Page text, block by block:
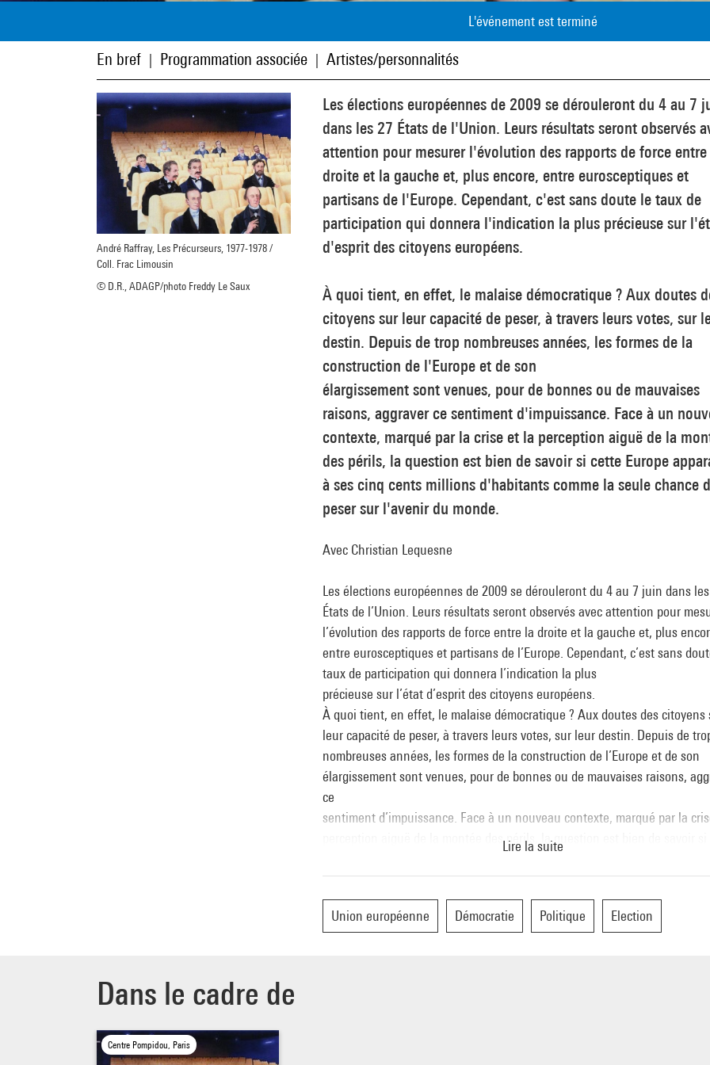
L'événement est terminé
En bref Programmation associée Artistes/personnalités
André Raffray, Les Précurseurs, 1977-1978 /
Coll. Frac Limousin
© D.R., ADAGP/photo Freddy Le Saux
Les élections européennes de 2009 se dérouleront du 4 au 7
dans les 27 États de l'Union. Leurs résultats seront observés
attention pour mesurer l'évolution des rapports de force
droite et la gauche et, plus encore, entre eurosceptiques et
partisans de l'Europe. Cependant, c'est sans doute le taux de
participation qui donnera l'indication la plus précieuse sur
d'esprit des citoyens européens.
À quoi tient, en effet, le malaise démocratique ? Aux doutes
citoyens sur leur capacité de peser, à travers leurs votes, sur
destin. Depuis de trop nombreuses années, les formes de la
construction de l'Europe et de son
élargissement sont venues, pour de bonnes ou de mauvaises
raisons, aggraver ce sentiment d'impuissance. Face à un
contexte, marqué par la crise et la perception aiguë de la
des périls, la question est bien de savoir si cette Europe
à ses cinq cents millions d'habitants comme la seule chance
peser sur l'avenir du monde.
Avec Christian Lequesne
Les élections européennes de 2009 se dérouleront du 4 au 7 juin dans
États de l’Union. Leurs résultats seront observés avec attention pour
l’évolution des rapports de force entre la droite et la gauche et, plus
entre eurosceptiques et partisans de l’Europe. Cependant, c’est sans
taux de participation qui donnera l’indication la plus
précieuse sur l’état d’esprit des citoyens européens.
À quoi tient, en effet, le malaise démocratique ? Aux doutes des citoyens
leur capacité de peser, à travers leurs votes, sur leur destin. Depuis de
nombreuses années, les formes de la construction de l’Europe et de son
élargissement sont venues, pour de bonnes ou de mauvaises raisons,
ce
sentiment d’impuissance. Face à un nouveau contexte, marqué par la
perception aiguë de la montée des périls, la question est bien de savoir si
chance de peser sur l’avenir du monde.
Lire la suite
Union européenne Démocratie Politique Election
Dans le cadre de
Centre Pompidou, Paris